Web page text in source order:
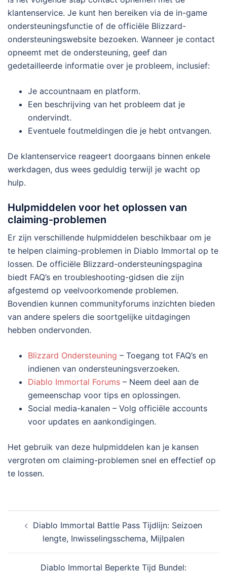
klantenservice. Je kunt hen bereiken via de in-game
ondersteuningsfunctie of de officiële Blizzard-
ondersteuningswebsite bezoeken. Wanneer je contact
opneemt met de ondersteuning, geef dan
gedetailleerde informatie over je probleem, inclusief:
Je accountnaam en platform.
Een beschrijving van het probleem dat je
ondervindt.
Eventuele foutmeldingen die je hebt ontvangen.
De klantenservice reageert doorgaans binnen enkele
werkdagen, dus wees geduldig terwijl je wacht op
hulp.
Hulpmiddelen voor het oplossen van
claiming-problemen
Er zijn verschillende hulpmiddelen beschikbaar om je
te helpen claiming-problemen in Diablo Immortal op te
lossen. De officiële Blizzard-ondersteuningspagina
biedt FAQ’s en troubleshooting-gidsen die zijn
afgestemd op veelvoorkomende problemen.
Bovendien kunnen communityforums inzichten bieden
van andere spelers die soortgelijke uitdagingen
hebben ondervonden.
Blizzard Ondersteuning – Toegang tot FAQ’s en
indienen van ondersteuningsverzoeken.
Diablo Immortal Forums – Neem deel aan de
gemeenschap voor tips en oplossingen.
Social media-kanalen – Volg officiële accounts
voor updates en aankondigingen.
Het gebruik van deze hulpmiddelen kan je kansen
vergroten om claiming-problemen snel en effectief op
te lossen.
navigation
Diablo Immortal Battle Pass Tijdlijn: Seizoen
lengte, Inwisselingsschema, Mijlpalen
Diablo Immortal Beperkte Tijd Bundel: